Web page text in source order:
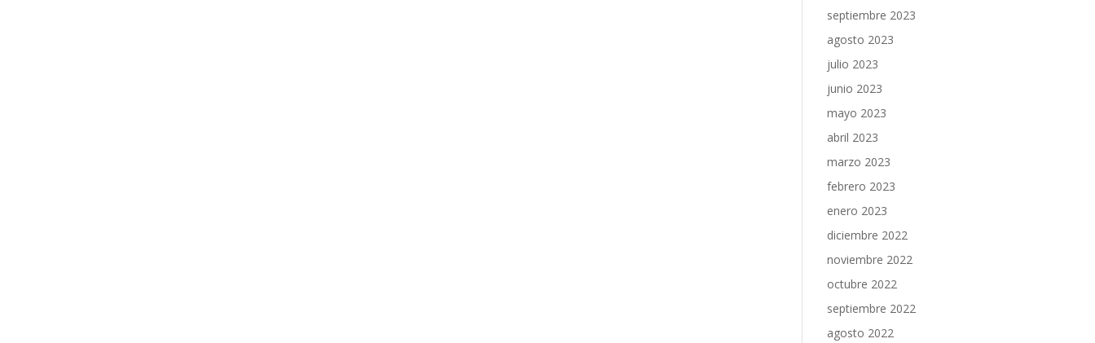
septiembre 2023
agosto 2023
julio 2023
junio 2023
mayo 2023
abril 2023
marzo 2023
febrero 2023
enero 2023
diciembre 2022
noviembre 2022
octubre 2022
septiembre 2022
agosto 2022